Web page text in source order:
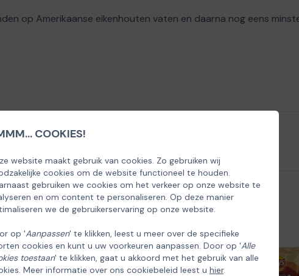
COOKIES!
website maakt gebruik van cookies. Zo gebruiken wij
cookies om de website functioneel te houden.
gebruiken we cookies om het verkeer op onze website te
en om content te personaliseren. Op deze manier
we de gebruikerservaring op onze website.
op 'Aanpassen' te klikken, leest u meer over de specifieke
cookies en kunt u uw voorkeuren aanpassen. Door op 'Alle
toestaan' te klikken, gaat u akkoord met het gebruik van alle
Meer informatie over ons cookiebeleid leest u hier.
op Amerikaanse eikenhouten vaten en daarna nog eens